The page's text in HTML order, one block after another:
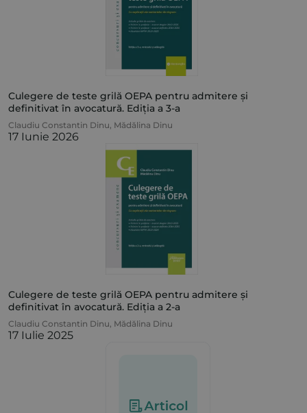
Culegere de teste grilă OEPA pentru admitere și
definitivat în avocatură. Ediția a 3-a
Claudiu Constantin Dinu, Mădălina Dinu
17 Iunie 2026
Culegere de teste grilă OEPA pentru admitere și
definitivat în avocatură. Ediția a 2-a
Claudiu Constantin Dinu, Mădălina Dinu
17 Iulie 2025